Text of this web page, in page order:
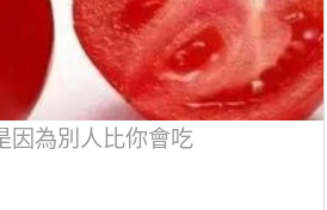
因為別人比你會吃